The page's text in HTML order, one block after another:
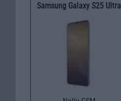
Samsung Galaxy S25 Ultra